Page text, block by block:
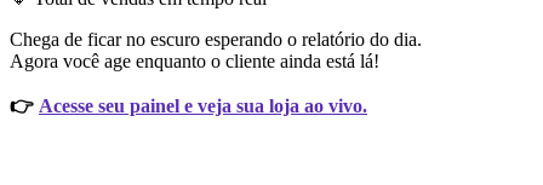
Chega de ficar no escuro esperando o relatório do dia.
Agora você age enquanto o cliente ainda está lá!
👉 Acesse seu painel e veja sua loja ao vivo.